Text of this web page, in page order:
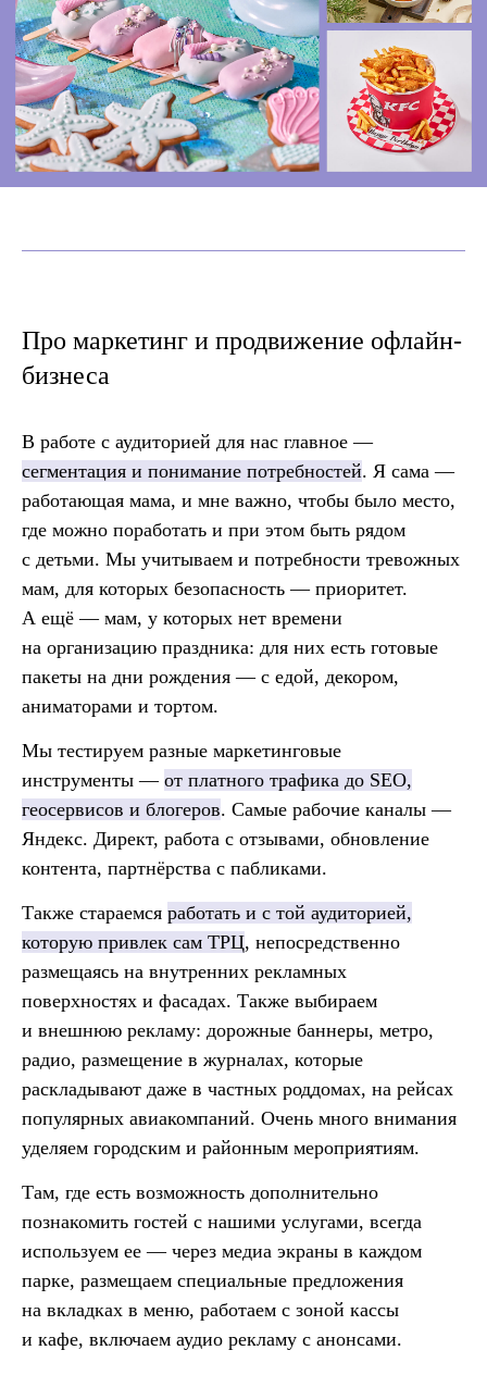
Про маркетинг и продвижение офлайн-
бизнеса
В работе с аудиторией для нас главное —
сегментация и понимание потребностей. Я сама —
работающая мама, и мне важно, чтобы было место,
где можно поработать и при этом быть рядом
с детьми. Мы учитываем и потребности тревожных
мам, для которых безопасность — приоритет.
А ещё — мам, у которых нет времени
на организацию праздника: для них есть готовые
пакеты на дни рождения — с едой, декором,
аниматорами и тортом.
Мы тестируем разные маркетинговые
инструменты — от платного трафика до SEO,
геосервисов и блогеров. Самые рабочие каналы —
Яндекс. Директ, работа с отзывами, обновление
контента, партнёрства с пабликами.
Также стараемся работать и с той аудиторией,
которую привлек сам ТРЦ, непосредственно
размещаясь на внутренних рекламных
поверхностях и фасадах. Также выбираем
и внешнюю рекламу: дорожные баннеры, метро,
радио, размещение в журналах, которые
раскладывают даже в частных роддомах, на рейсах
популярных авиакомпаний. Очень много внимания
уделяем городским и районным мероприятиям.
Там, где есть возможность дополнительно
познакомить гостей с нашими услугами, всегда
используем ее — через медиа экраны в каждом
парке, размещаем специальные предложения
на вкладках в меню, работаем с зоной кассы
и кафе, включаем аудио рекламу с анонсами.